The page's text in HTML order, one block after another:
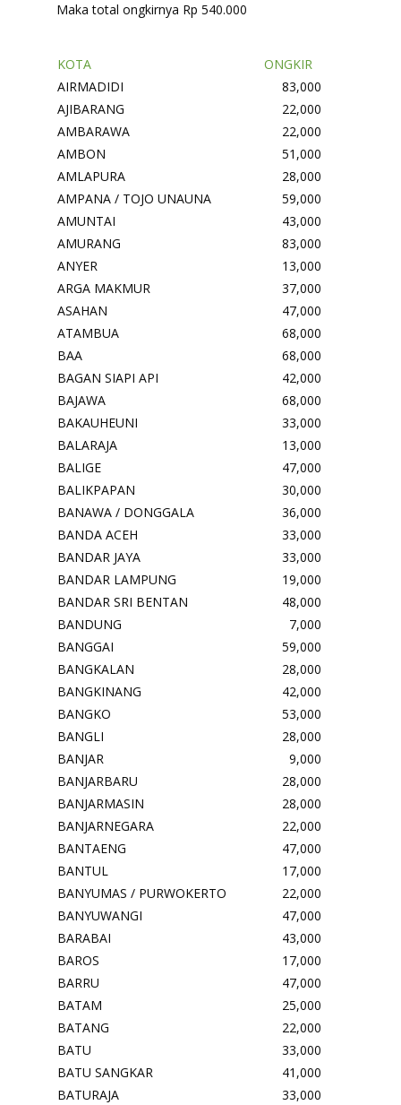
Maka total ongkirnya Rp 540.000
KOTA
ONGKIR
AIRMADIDI
83,000
AJIBARANG
22,000
AMBARAWA
22,000
AMBON
51,000
AMLAPURA
28,000
AMPANA / TOJO UNAUNA
59,000
AMUNTAI
43,000
AMURANG
83,000
ANYER
13,000
ARGA MAKMUR
37,000
ASAHAN
47,000
ATAMBUA
68,000
BAA
68,000
BAGAN SIAPI API
42,000
BAJAWA
68,000
BAKAUHEUNI
33,000
BALARAJA
13,000
BALIGE
47,000
BALIKPAPAN
30,000
BANAWA / DONGGALA
36,000
BANDA ACEH
33,000
BANDAR JAYA
33,000
BANDAR LAMPUNG
19,000
BANDAR SRI BENTAN
48,000
BANDUNG
7,000
BANGGAI
59,000
BANGKALAN
28,000
BANGKINANG
42,000
BANGKO
53,000
BANGLI
28,000
BANJAR
9,000
BANJARBARU
28,000
BANJARMASIN
28,000
BANJARNEGARA
22,000
BANTAENG
47,000
BANTUL
17,000
BANYUMAS / PURWOKERTO
22,000
BANYUWANGI
47,000
BARABAI
43,000
BAROS
17,000
BARRU
47,000
BATAM
25,000
BATANG
22,000
BATU
33,000
BATU SANGKAR
41,000
BATURAJA
33,000